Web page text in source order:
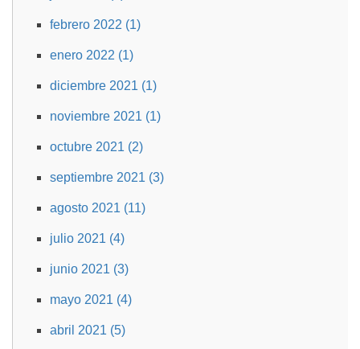
febrero 2022 (1)
enero 2022 (1)
diciembre 2021 (1)
noviembre 2021 (1)
octubre 2021 (2)
septiembre 2021 (3)
agosto 2021 (11)
julio 2021 (4)
junio 2021 (3)
mayo 2021 (4)
abril 2021 (5)